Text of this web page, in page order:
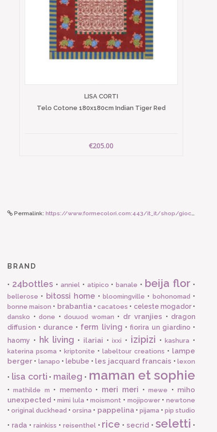
LISA CORTI
Telo Cotone 180x180cm Indian Tiger Red
€205.00
Permalink: https://www.formecolori.com:443/it_it/shop/giochi_e_peluche_maileg/accessori/maileg_panca_in_miniatura_per_topini/5927
BRAND
• 24bottles • anniel• atipico •banale • beija flor •
bellerose • bitossi home • bloomingville • bohonomad •
bonne maison • brabantia•cacatoes • celeste mogador•
dansko • done • douuod woman • dr vranjies • dragon
diffusion • durance • ferm living • fiorira un giardino•
haomy • hk living • ilariai •ixxi • izipizi •kashura •
katerina psoma • kriptonite • labeltour creations • lampe
berger • lanapo • lebube • les jacquard francais •lexon
• lisa corti • maileg • maman et sophie
•mathilde m • memento• meri meri •mewe • miho
unexpected •mimi lula •moismont • mojipower•newtone
•original duckhead •orsina • pappelina• pijama • pip studio
• rada • rainkiss • reisenthel• rice •secrid •seletti •